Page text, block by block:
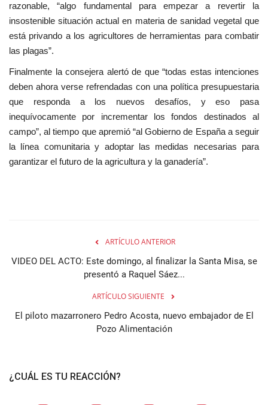
razonable, “algo fundamental para empezar a revertir la
insostenible situación actual en materia de sanidad vegetal que
está privando a los agricultores de herramientas para combatir
las plagas”.
Finalmente la consejera alertó de que “todas estas intenciones
deben ahora verse refrendadas con una política presupuestaria
que responda a los nuevos desafíos, y eso pasa
inequívocamente por incrementar los fondos destinados al
campo”, al tiempo que apremió “al Gobierno de España a seguir
la línea comunitaria y adoptar las medidas necesarias para
garantizar el futuro de la agricultura y la ganadería”.
ARTÍCULO ANTERIOR
VIDEO DEL ACTO: Este domingo, al finalizar la Santa Misa, se
presentó a Raquel Sáez...
ARTÍCULO SIGUIENTE
El piloto mazarronero Pedro Acosta, nuevo embajador de El
Pozo Alimentación
¿CUÁL ES TU REACCIÓN?